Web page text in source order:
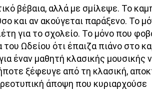
βέβαια, αλλά με σμίλεψε. Το
και αν ακούγεται παράξενο. Το
για το σχολείο. Το μόνο που
Ωδείου ότι έπαιζα πιάνο στο
έναν μαθητή κλασικής μουσικής
ξέφευγε από τη κλασική,
άποψη που κυριαρχούσε